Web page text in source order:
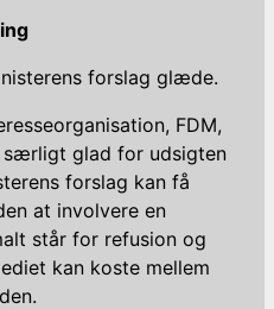
forslag glæde.
FDM,
særligt glad for udsigten
forslag kan få
at involvere en
står for refusion og
kan koste mellem